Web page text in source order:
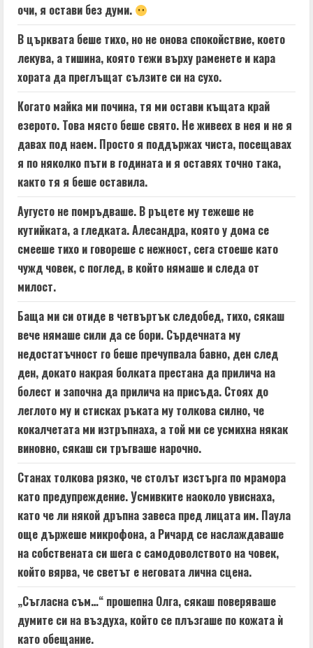
очи, я остави без думи.
В църквата беше тихо, но не онова спокойствие, което
лекува, а тишина, която тежи върху раменете и кара
хората да преглъщат сълзите си на сухо.
Когато майка ми почина, тя ми остави къщата край
езерото. Това място беше свято. Не живеех в нея и не я
давах под наем. Просто я поддържах чиста, посещавах
я по няколко пъти в годината и я оставях точно така,
както тя я беше оставила.
Аугусто не помръдваше. В ръцете му тежеше не
кутийката, а гледката. Алесандра, която у дома се
смееше тихо и говореше с нежност, сега стоеше като
чужд човек, с поглед, в който нямаше и следа от
милост.
Баща ми си отиде в четвъртък следобед, тихо, сякаш
вече нямаше сили да се бори. Сърдечната му
недостатъчност го беше пречупвала бавно, ден след
ден, докато накрая болката престана да прилича на
болест и започна да прилича на присъда. Стоях до
леглото му и стисках ръката му толкова силно, че
кокалчетата ми изтръпнаха, а той ми се усмихна някак
виновно, сякаш си тръгваше нарочно.
Станах толкова рязко, че столът изстърга по мрамора
като предупреждение. Усмивките наоколо увиснаха,
като че ли някой дръпна завеса пред лицата им. Паула
още държеше микрофона, а Ричард се наслаждаваше
на собствената си шега с самодоволството на човек,
който вярва, че светът е неговата лична сцена.
„Съгласна съм…“ прошепна Олга, сякаш поверяваше
думите си на въздуха, който се плъзгаше по кожата ѝ
като обещание.